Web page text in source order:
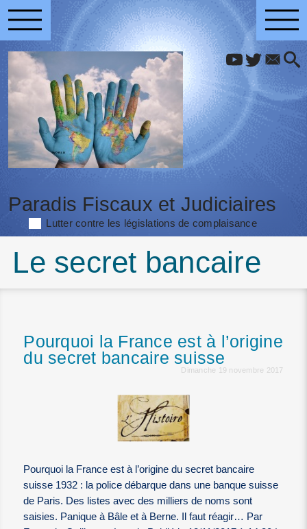
Paradis Fiscaux et Judiciaires
Lutter contre les législations de complaisance
Le secret bancaire
Pourquoi la France est à l’origine
du secret bancaire suisse
Dimanche 19 novembre 2017
Pourquoi la France est à l’origine du secret bancaire
suisse 1932 : la police débarque dans une banque suisse
de Paris. Des listes avec des milliers de noms sont
saisies. Panique à Bâle et à Berne. Il faut réagir… Par